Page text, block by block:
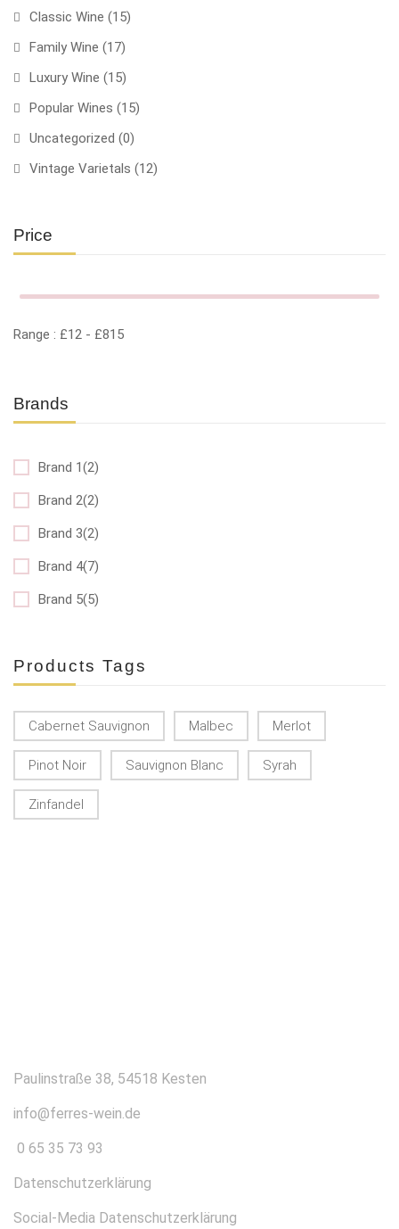
Classic Wine (15)
Family Wine (17)
Luxury Wine (15)
Popular Wines (15)
Uncategorized (0)
Vintage Varietals (12)
Price
Range : £12 - £815
Brands
Brand 1(2)
Brand 2(2)
Brand 3(2)
Brand 4(7)
Brand 5(5)
Products Tags
Cabernet Sauvignon Malbec Merlot
Pinot Noir Sauvignon Blanc Syrah
Zinfandel
Paulinstraße 38, 54518 Kesten
info@ferres-wein.de
0 65 35 73 93
Datenschutzerklärung
Social-Media Datenschutzerklärung